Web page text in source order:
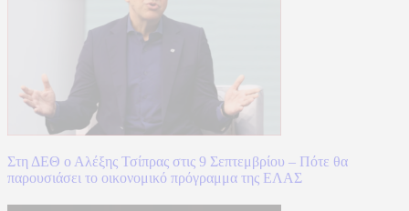
Στη ΔΕΘ ο Αλέξης Τσίπρας στις 9 Σεπτεμβρίου – Πότε θα
παρουσιάσει το οικονομικό πρόγραμμα της ΕΛΑΣ